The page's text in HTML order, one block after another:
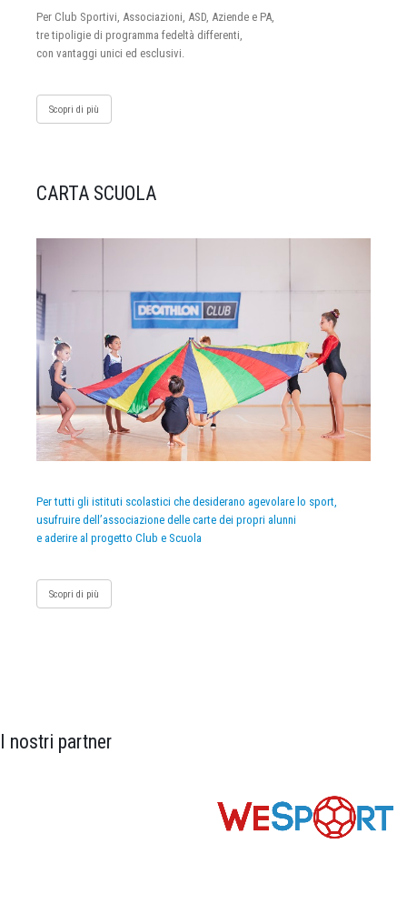
Per Club Sportivi, Associazioni, ASD, Aziende e PA,
tre tipoligie di programma fedeltà differenti,
con vantaggi unici ed esclusivi.
Scopri di più
CARTA SCUOLA
Per tutti gli istituti scolastici che desiderano agevolare lo sport,
usufruire dell’associazione delle carte dei propri alunni
e aderire al progetto Club e Scuola
Scopri di più
I nostri partner